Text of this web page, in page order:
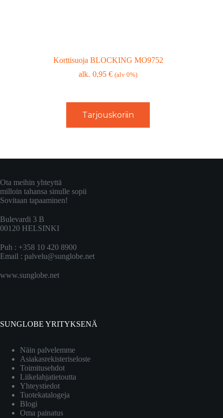
Korttisuoja BLOCKING MO9752
0,95€ (alv 0%)
Tarjouskoriin
Ota meihin yhteyttä
milloin tahansa sinulle sopii
Sovitaan tapaaminen!
Bulevardi 3 B
00120 HELSINKI
Puh : +358 10 420 8900
Email : palvelu@sunglobe.net
www.sunglobe.net
SUNGLOBE YRITYKSENÄ
Näin palvelemme
Asiakasrekisteriseloste
Toimitusehdot
Liikelahjatietoutta
Yhteystiedot
Tuotekatalogeja
Blogi
Oma painatus